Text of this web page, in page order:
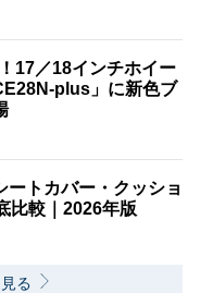
17／18インチホイー
plus」に新色ブ
ートカバー・クッショ
比較｜2026年版
る